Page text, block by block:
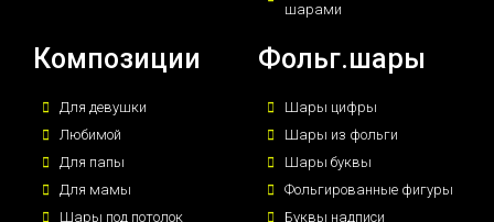
шарами
Композиции
Для девушки
Любимой
Для папы
Для мамы
Шары под потолок
Фольг.шары
Шары цифры
Шары из фольги
Шары буквы
Фольгированные фигуры
Буквы надписи